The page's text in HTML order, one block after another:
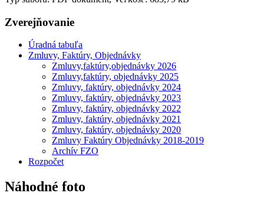
Zverejňovanie
Úradná tabuľa
Zmluvy, Faktúry, Objednávky
Zmluvy,faktúry,objednávky 2026
Zmluvy,faktúry, objednávky 2025
Zmluvy, faktúry, objednávky 2024
Zmluvy, faktúry, objednávky 2023
Zmluvy, faktúry, objednávky 2022
Zmluvy, faktúry, objednávky 2021
Zmluvy, faktúry, objednávky 2020
Zmluvy Faktúry Objednávky 2018-2019
Archív FZO
Rozpočet
Náhodné foto